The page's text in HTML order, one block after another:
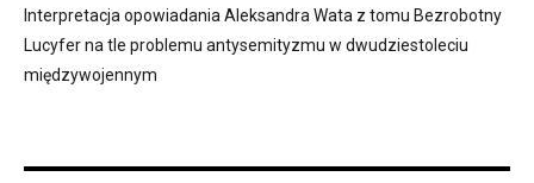
Interpretacja opowiadania Aleksandra Wata z tomu Bezrobotny
Lucyfer na tle problemu antysemityzmu w dwudziestoleciu
międzywojennym